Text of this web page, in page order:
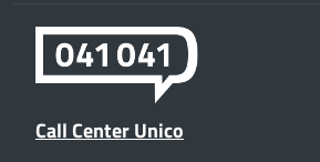
Call Center Unico